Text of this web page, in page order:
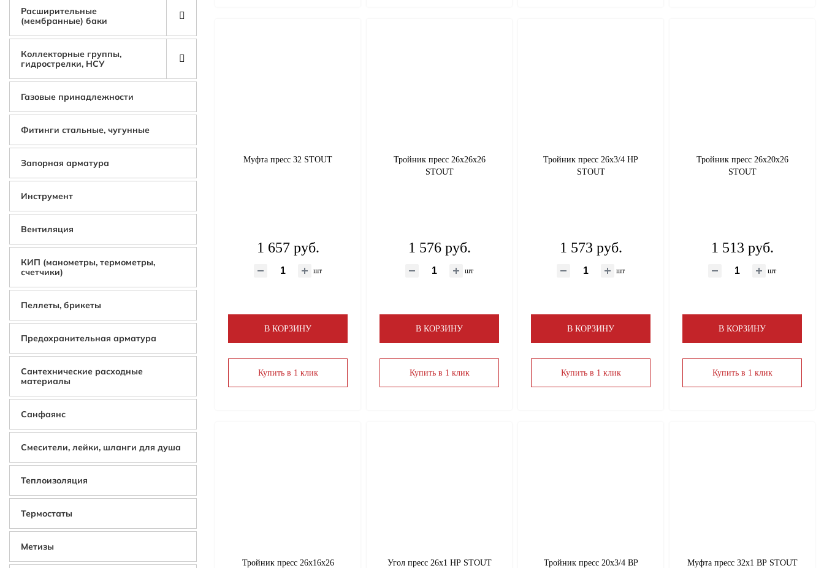
Расширительные
(мембранные) баки
Коллекторные группы,
гидрострелки, НСУ
Газовые принадлежности
Фитинги стальные, чугунные
Запорная арматура
Инструмент
Вентиляция
КИП (манометры, термометры,
счетчики)
Пеллеты, брикеты
Предохранительная арматура
Сантехнические расходные
материалы
Санфаянс
Смесители, лейки, шланги для душа
Теплоизоляция
Термостаты
Метизы
Муфта пресс 32 STOUT
1 657 руб.
шт
В КОРЗИНУ
Купить в 1 клик
Тройник пресс 26х26х26
STOUT
1 576 руб.
шт
В КОРЗИНУ
Купить в 1 клик
Тройник пресс 26х3/4 НР
STOUT
1 573 руб.
шт
В КОРЗИНУ
Купить в 1 клик
Тройник пресс 26х20х26
STOUT
1 513 руб.
шт
В КОРЗИНУ
Купить в 1 клик
Тройник пресс 26х16х26
Угол пресс 26х1 НР STOUT
Тройник пресс 20х3/4 ВР
Муфта пресс 32х1 ВР STOUT